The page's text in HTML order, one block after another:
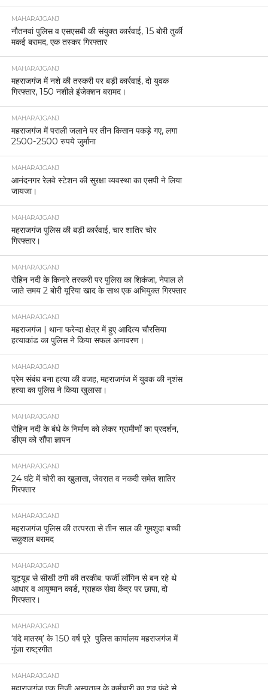
MAHARAJGANJ
नौतनवां पुलिस व एसएसबी की संयुक्त कार्रवाई, 15 बोरी तुर्की
मकई बरामद, एक तस्कर गिरफ्तार
MAHARAJGANJ
महराजगंज में नशे की तस्करी पर बड़ी कार्रवाई, दो युवक
गिरफ्तार, 150 नशीले इंजेक्शन बरामद।
MAHARAJGANJ
महराजगंज में पराली जलाने पर तीन किसान पकड़े गए, लगा
2500-2500 रुपये जुर्माना
MAHARAJGANJ
आनंदनगर रेलवे स्टेशन की सुरक्षा व्यवस्था का एसपी ने लिया
जायजा।
MAHARAJGANJ
महराजगंज पुलिस की बड़ी कार्रवाई, चार शातिर चोर
गिरफ्तार।
MAHARAJGANJ
रोहिन नदी के किनारे तस्करी पर पुलिस का शिकंजा, नेपाल ले
जाते समय 2 बोरी यूरिया खाद के साथ एक अभियुक्त गिरफ्तार
MAHARAJGANJ
महराजगंज | थाना फरेन्दा क्षेत्र में हुए आदित्य चौरसिया
हत्याकांड का पुलिस ने किया सफल अनावरण।
MAHARAJGANJ
प्रेम संबंध बना हत्या की वजह, महराजगंज में युवक की नृशंस
हत्या का पुलिस ने किया खुलासा।
MAHARAJGANJ
रोहिन नदी के बंधे के निर्माण को लेकर ग्रामीणों का प्रदर्शन,
डीएम को सौंपा ज्ञापन
MAHARAJGANJ
24 घंटे में चोरी का खुलासा, जेवरात व नकदी समेत शातिर
गिरफ्तार
MAHARAJGANJ
महराजगंज पुलिस की तत्परता से तीन साल की गुमशुदा बच्ची
सकुशल बरामद
MAHARAJGANJ
यूट्यूब से सीखी ठगी की तरकीब: फर्जी लॉगिन से बन रहे थे
आधार व आयुष्मान कार्ड, ग्राहक सेवा केंद्र पर छापा, दो
गिरफ्तार।
MAHARAJGANJ
‘वंदे मातरम्’ के 150 वर्ष पूरे पुलिस कार्यालय महराजगंज में
गूंजा राष्ट्रगीत
MAHARAJGANJ